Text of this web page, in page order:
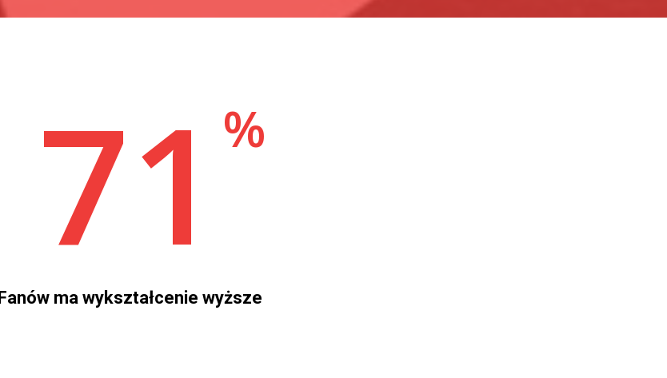
71 %
Fanówma wykształcenie wyższe